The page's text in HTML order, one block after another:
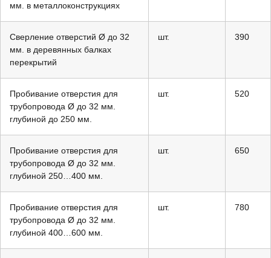
мм. в металлоконструкциях
Сверление отверстий Ø до 32
мм. в деревянных балках
перекрытий
шт. 390
Пробивание отверстия для
трубопровода Ø до 32 мм.
глубиной до 250 мм.
шт. 520
Пробивание отверстия для
трубопровода Ø до 32 мм.
глубиной 250…400 мм.
шт. 650
Пробивание отверстия для
трубопровода Ø до 32 мм.
глубиной 400…600 мм.
шт. 780